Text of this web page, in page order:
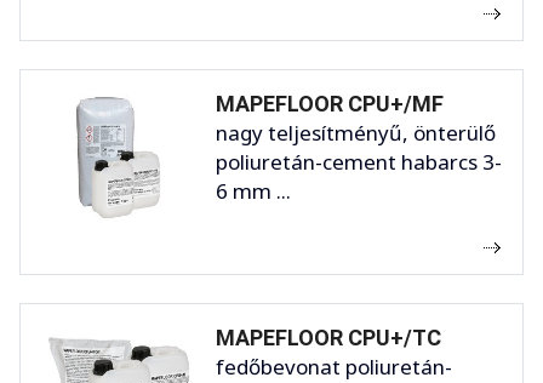
MAPEFLOOR CPU+/MF
nagy teljesítményű, önterülő
poliuretán-cement habarcs 3-
6 mm ...
MAPEFLOOR CPU+/TC
fedőbevonat poliuretán-